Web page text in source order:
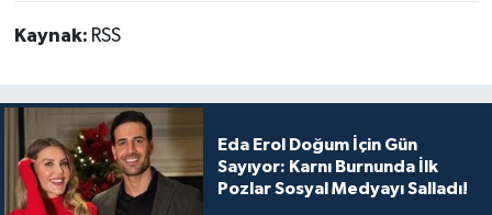
Kaynak: RSS
Eda Erol Doğum İçin Gün
Sayıyor: Karnı Burnunda İlk
Pozlar Sosyal Medyayı Salladı!